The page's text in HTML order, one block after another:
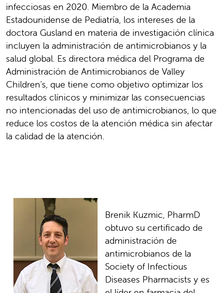
infecciosas en 2020. Miembro de la Academia
Estadounidense de Pediatría, los intereses de la
doctora Gusland en materia de investigación clínica
incluyen la administración de antimicrobianos y la
salud global. Es directora médica del Programa de
Administración de Antimicrobianos de Valley
Children's, que tiene como objetivo optimizar los
resultados clínicos y minimizar las consecuencias
no intencionadas del uso de antimicrobianos, lo que
reduce los costos de la atención médica sin afectar
la calidad de la atención.
Brenik Kuzmic, PharmD
obtuvo su certificado de
administración de
antimicrobianos de la
Society of Infectious
Diseases Pharmacists y es